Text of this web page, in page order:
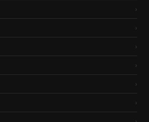
›
›
›
›
›
›